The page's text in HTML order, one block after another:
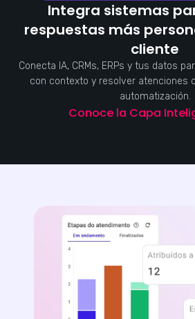
Integra sistemas
respuestas más
cliente
Conecta IA, CRMs, ERPs y tus datos
con contexto y resolver atenciones
automatización.
Conoce la Capa